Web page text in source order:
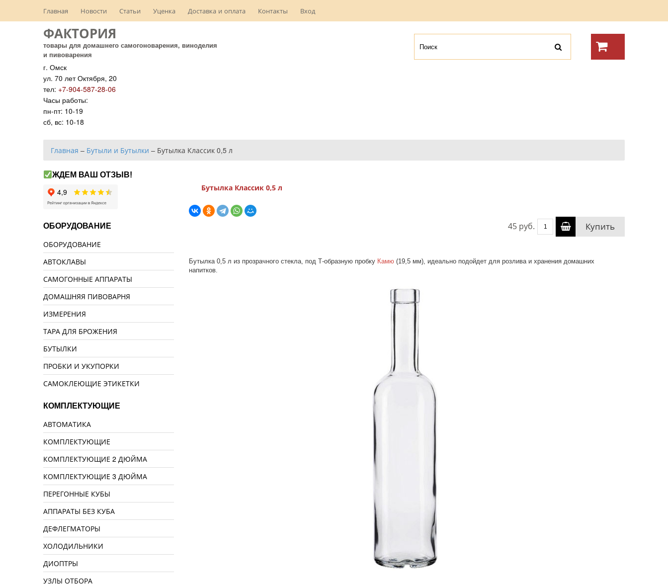
Главная Новости Статьи Уценка Доставка и оплата Контакты Вход
ФАКТОРИЯ
товары для домашнего самогоноварения, виноделия
и пивоварения
г. Омск
ул. 70 лет Октября, 20
тел: +7-904-587-28-06
Часы работы:
пн-пт: 10-19
сб, вс: 10-18
Главная – Бутыли и Бутылки – Бутылка Классик 0,5 л
Бутылка Классик 0,5 л
45 руб. Купить
Бутылка 0,5 л из прозрачного стекла, под Т-образную пробку Камю(19,5 мм), идеально подойдет для розлива и хранения домашних
напитков.
ЖДЕМ ВАШ ОТЗЫВ!
ОБОРУДОВАНИЕ
ОБОРУДОВАНИЕ
АВТОКЛАВЫ
САМОГОННЫЕ АППАРАТЫ
ДОМАШНЯЯ ПИВОВАРНЯ
ИЗМЕРЕНИЯ
ТАРА ДЛЯ БРОЖЕНИЯ
БУТЫЛКИ
ПРОБКИ И УКУПОРКИ
САМОКЛЕЮЩИЕ ЭТИКЕТКИ
КОМПЛЕКТУЮЩИЕ
АВТОМАТИКА
КОМПЛЕКТУЮЩИЕ
КОМПЛЕКТУЮЩИЕ 2 ДЮЙМА
КОМПЛЕКТУЮЩИЕ 3 ДЮЙМА
ПЕРЕГОННЫЕ КУБЫ
АППАРАТЫ БЕЗ КУБА
ДЕФЛЕГМАТОРЫ
ХОЛОДИЛЬНИКИ
ДИОПТРЫ
УЗЛЫ ОТБОРА